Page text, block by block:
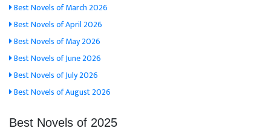
Best Novels of March 2026
Best Novels of April 2026
Best Novels of May 2026
Best Novels of June 2026
Best Novels of July 2026
Best Novels of August 2026
Best Novels of 2025